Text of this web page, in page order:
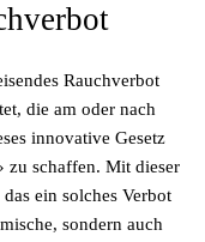
Rauchverbot
die am oder nach
innovative Gesetz
zu schaffen. Mit dieser
ein solches Verbot
sondern auch